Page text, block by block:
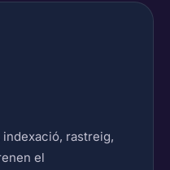
rastreig,
el